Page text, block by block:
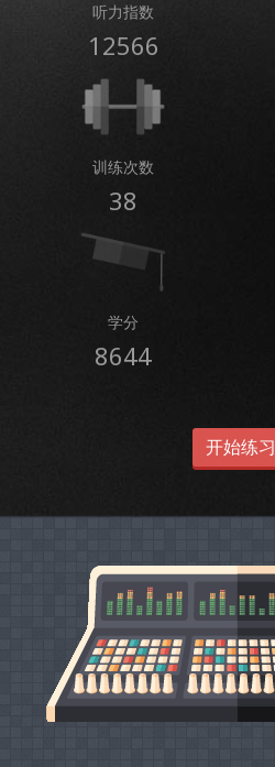
听力指数
12566
训练次数
38
学分
8644
开始练习